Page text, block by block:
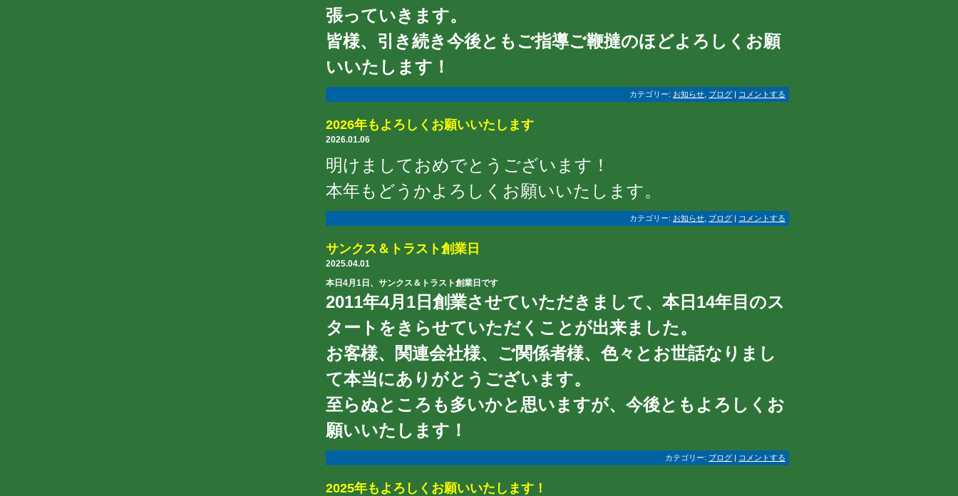
張っていきます。
皆様、引き続き今後ともご指導ご鞭撻のほどよろしくお願
いいたします！
カテゴリー: お知らせ ブログ | コメントする
2026年もよろしくお願いいたします
2026.01.06
明けましておめでとうございます！
本年もどうかよろしくお願いいたします。
カテゴリー: お知らせ ブログ | コメントする
サンクス＆トラスト創業日
2025.04.01
本日4月1日、サンクス＆トラスト創業日です
2011年4月1日創業させていただきまして、本日14年目のス
タートをきらせていただくことが出来ました。
お客様、関連会社様、ご関係者様、色々とお世話なりまし
て本当にありがとうございます。
至らぬところも多いかと思いますが、今後ともよろしくお
願いいたします！
カテゴリー: ブログ | コメントする
2025年もよろしくお願いいたします！